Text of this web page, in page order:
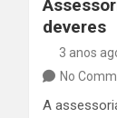
deveres
3 anos
No
A